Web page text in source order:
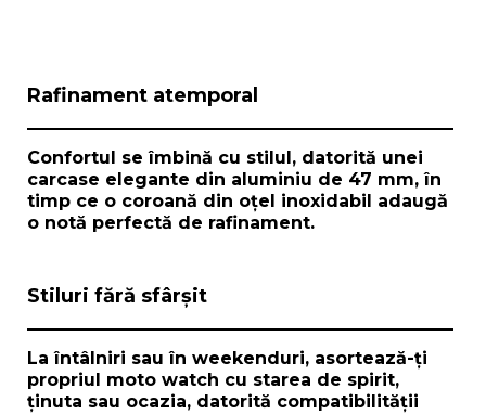
I
t
e
m
1
o
f
1
Rafinament atemporal
Confortul se îmbină cu stilul, datorită unei
carcase elegante din aluminiu de 47 mm, în
timp ce o coroană din oțel inoxidabil adaugă
o notă perfectă de rafinament.
Stiluri fără sfârșit
La întâlniri sau în weekenduri, asortează-ți
propriul moto watch cu starea de spirit,
ținuta sau ocazia, datorită compatibilității